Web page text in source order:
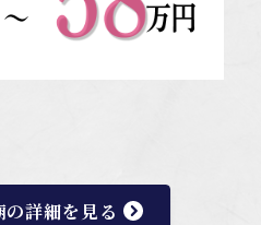
の詳細を見る